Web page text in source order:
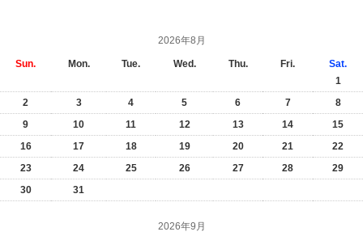
2026年8月
Sun. Mon. Tue. Wed. Thu. Fri.
Sat.
1
2
3 4 5 6 7
8
9
10 11 12 13 14
15
16
17 18 19 20 21
22
23
24 25 26 27 28
29
30
31
2026年9月